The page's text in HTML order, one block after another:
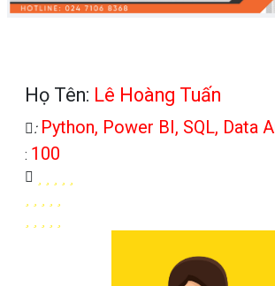
Họ Tên: Lê Hoàng Tuấn
: Python, Power BI, SQL, Data
: 100